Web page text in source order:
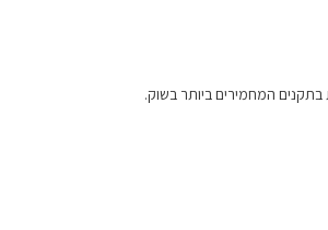
המחמירים ביותר בשוק.